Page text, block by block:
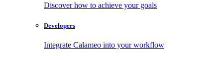
Discover how to achieve your goals
Developers
Integrate Calameo into your workflow